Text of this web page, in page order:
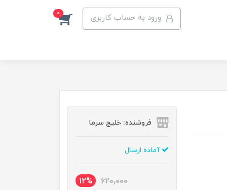
ورود به حساب کاربری 0
فروشنده: خلیج سرما
آماده ارسال
620,000
12%